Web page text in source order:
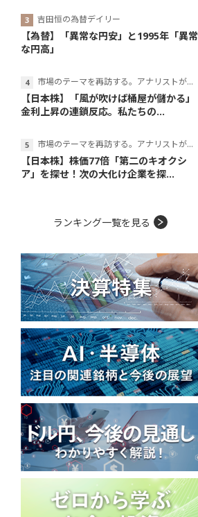
吉田恒の為替デイリー
【為替】「異常な円安」と1995年「異常
な円高」
市場のテーマを再訪する。アナリストが読み解くテーマの本質
【日本株】「風が吹けば桶屋が儲かる」
金利上昇の連鎖反応。私たちの...
市場のテーマを再訪する。アナリストが読み解くテーマの本質
【日本株】株価77倍「第二のキオクシ
ア」を探せ！次の大化け企業を探...
ランキング一覧を見る